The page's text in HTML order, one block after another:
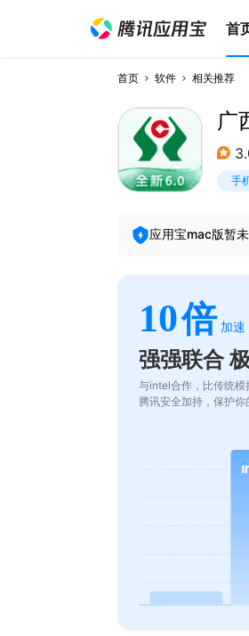
首
首页 软件 相关推荐
广
手
应用宝mac版暂
10倍 加速
强强联合
与intel合作，比传统模
腾讯安全加持，保护你